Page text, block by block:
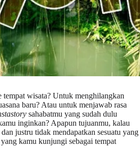
tempat wisata? Untuk menghilangkan
baru? Atau untuk menjawab rasa
sahabatmu yang sudah dulu
inginkan? Apapun tujuanmu, kalau
justru tidak mendapatkan sesuatu yang
kamu kunjungi sebagai tempat